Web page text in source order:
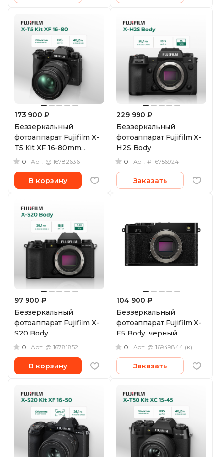
173 900 ₽
Беззеркальный
фотоаппарат Fujifilm X-
T5 Kit XF 16-80mm,
черный
0 Арт. @ 16782636
В корзину
229 990 ₽
Беззеркальный
фотоаппарат Fujifilm X-
H2S Body
0 Арт. # 16756924
Заказать
97 900 ₽
Беззеркальный
фотоаппарат Fujifilm X-
S20 Body
0 Арт. @ 16781852
В корзину
104 900 ₽
Беззеркальный
фотоаппарат Fujifilm X-
E5 Body, черный
(уцененный)
0 Арт. @ 16949844 (к)
Заказать